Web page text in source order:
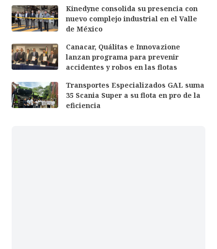
Kinedyne consolida su presencia con
nuevo complejo industrial en el Valle
de México
Canacar, Quálitas e Innovazione
lanzan programa para prevenir
accidentes y robos en las flotas
Transportes Especializados GAL suma
35 Scania Super a su flota en pro de la
eficiencia